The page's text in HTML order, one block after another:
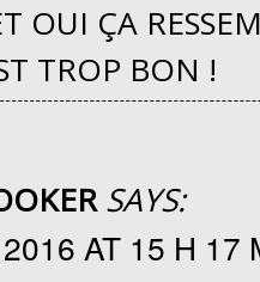
OUI ÇA
TROP BON !
SAYS:
AT 15 H 17